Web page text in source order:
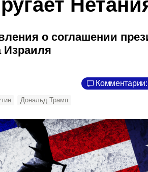
о соглашении
Израиля
Дональд Трамп